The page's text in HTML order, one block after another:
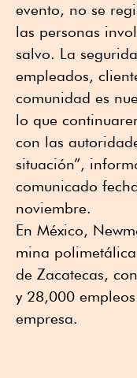
evento, no se
las personas
salvo. La
empleados,
comunidad es
lo que
con las
situación”,
comunicado
noviembre.
En México,
mina
de Zacatecas,
y 28,000
empresa.